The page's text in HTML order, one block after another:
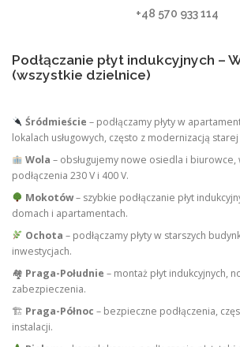
+48 570 933 114
Podłączanie płyt indukcyjnych –
(wszystkie dzielnice)
Śródmieście – podłączamy płyty w
lokalach usługowych, często z modernizacją
Wola – obsługujemy nowe osiedla i biurowce,
podłączenia 230 V i 400 V.
Mokotów– szybkie podłączanie płyt
domach i apartamentach.
Ochota – podłączamy płyty w starszych
inwestycjach.
🏘 Praga-Południe – montaż płyt indukcyjnych,
zabezpieczenia.
🏗 Praga-Północ – bezpieczne podłączenia,
instalacji.